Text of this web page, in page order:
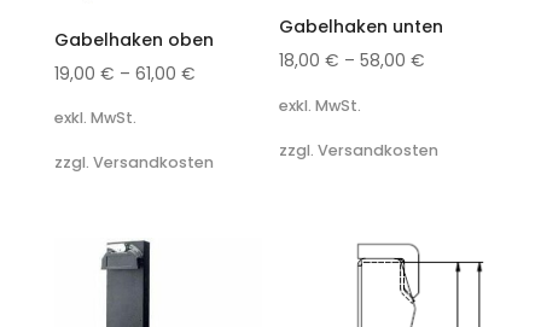
Gabelhaken oben
19,00 € – 61,00 €
exkl. MwSt.
zzgl. Versandkosten
Gabelhaken unten
18,00€ –58,00€
exkl. MwSt.
zzgl. Versandkosten